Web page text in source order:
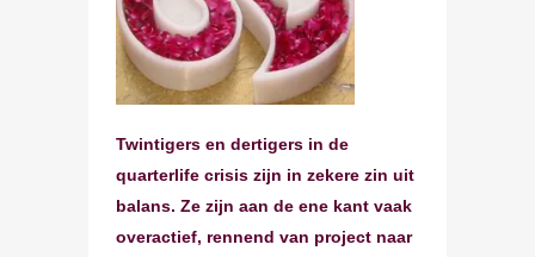
Twintigers en dertigers in de
quarterlife crisis zijn in zekere zin uit
balans. Ze zijn aan de ene kant vaak
overactief, rennend van project naar